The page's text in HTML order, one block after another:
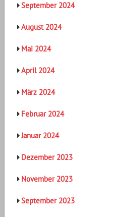
September 2024
August 2024
Mai 2024
April 2024
März 2024
Februar 2024
Januar 2024
Dezember 2023
November 2023
September 2023